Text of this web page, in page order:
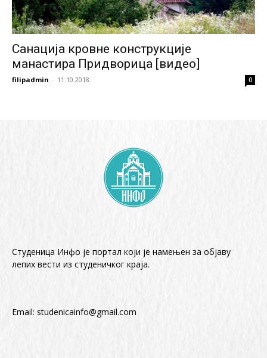
Санација кровне конструкције
манастира Придворица [видео]
filipadmin - 11.10.2018. 0
Студеница Инфо је портал који је намењен за објaву
лепих вести из студеничког краја.
Email: studenicainfo@gmail.com